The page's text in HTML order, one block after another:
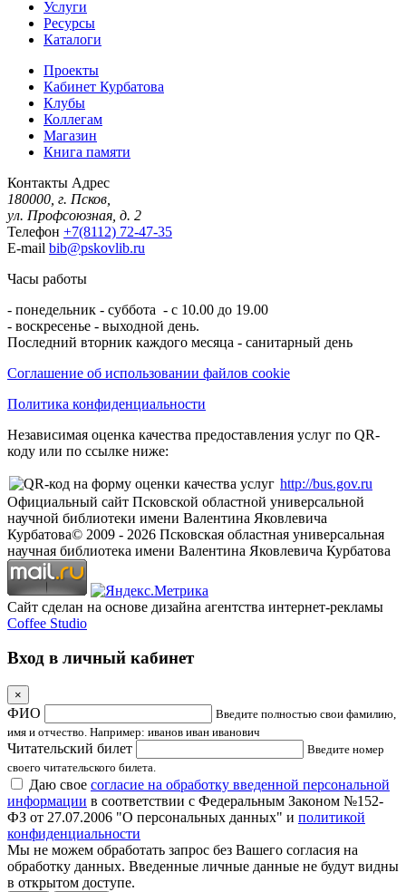
Услуги
Ресурсы
Каталоги
Проекты
Кабинет Курбатова
Клубы
Коллегам
Магазин
Книга памяти
Контакты Адрес
180000, г. Псков,
ул. Профсоюзная, д. 2
Телефон +7(8112) 72-47-35
E-mail bib@pskovlib.ru
Часы работы
- понедельник - суббота - с 10.00 до 19.00
- воскресенье - выходной день.
Последний вторник каждого месяца - санитарный день
Соглашение об использовании файлов cookie
Политика конфиденциальности
Независимая оценка качества предоставления услуг по QR-
коду или по ссылке ниже:
http://bus.gov.ru
Официальный сайт Псковской областной универсальной
научной библиотеки имени Валентина Яковлевича
Курбатова© 2009 - 2026 Псковская областная универсальная
научная библиотека имени Валентина Яковлевича Курбатова
Сайт сделан на основе дизайна агентства интернет-рекламы
Coffee Studio
Вход в личный кабинет
×
ФИО
Введите полностью свои фамилию,
имя и отчество. Например: иванов иван иванович
Читательский билет
Введите номер
своего читательского билета.
Даю свое согласие на обработку введенной персональной
информации в соответствии с Федеральным Законом №152-
ФЗ от 27.07.2006 "О персональных данных" и политикой
конфиденциальности
Мы не можем обработать запрос без Вашего согласия на
обработку данных. Введенные личные данные не будут видны
в открытом доступе.